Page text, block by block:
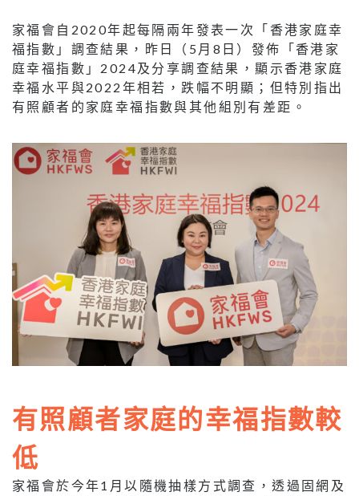
家福會自2020年起每隔兩年發表一次「香港家庭幸
福指數」調查結果，昨日（5月8日）發佈「香港家
庭幸福指數」2024及分享調查結果，顯示香港家庭
幸福水平與2022年相若，跌幅不明顯；但特別指出
有照顧者的家庭幸福指數與其他組別有差距。
有照顧者家庭的幸福指數較
低
家福會於今年1月以隨機抽樣方式調查，透過固網及